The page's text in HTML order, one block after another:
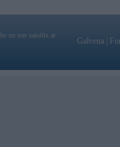
un nav saistīts ar
Galvena